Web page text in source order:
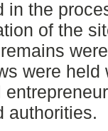
in the
of the
were held
authorities.